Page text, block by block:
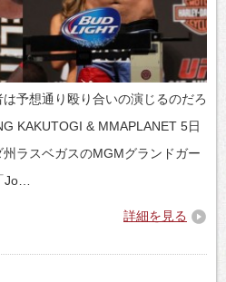
は予想通り殴り合いの演じるのだろ
KAKUTOGI & MMAPLANET 5日
州ラスベガスのMGMグランドガー
Jo…
詳細を見る